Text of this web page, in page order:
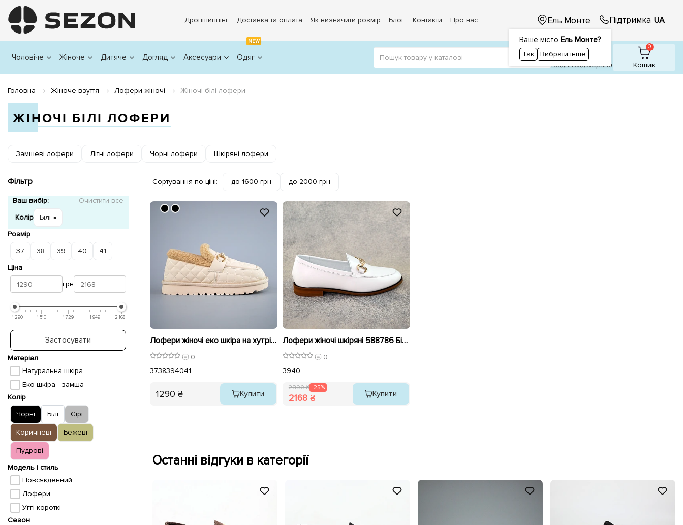
Дропшиппінг Доставка та оплата Як визначити розмір Блог Контакти Про нас Ель Монте
Ваше місто Ель Монте?
Так Вибрати інше
Підтримка UA
Чоловіче Жіноче Дитяче Догляд Аксесуари
NEW
Одяг
1
ВхідніВхiдОбране
0
Кошик
Головна Жіноче взуття Лофери жіночі Жіночі білі лофери
ЖІНОЧІ БІЛІ ЛОФЕРИ
Замшеві лофери Літні лофери Чорні лофери Шкіряні лофери
Фільтр
Ваш вибір:
Очистити все
Колір
Білі
Розмір
37
38 39 40
41
Ціна
грн
1 290 1 510 1 729 1 949 2 168
Застосувати
Матеріал
Натуральна шкіра
Еко шкіра - замша
Колір
Чорні
Білі Сірі
Коричневі Бежеві
Пудрові
Модель і стиль
Повсякденний
Лофери
Уггі короткі
Сезон
Сортування по ціні: до 1600 грн до 2000 грн
Лофери жіночі еко шкіра на хутрі 593361 Білі
0
3738394041
1290 ₴ Купити
Лофери жіночі шкіряні 588786 Білі розпродаж
0
3940
2890 ₴ -25%
2168 ₴ Купити
Останні відгуки в категорії